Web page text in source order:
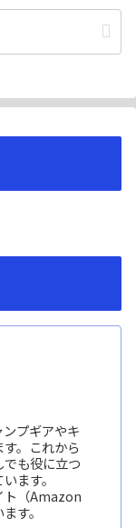
プギアやキ
。これから
も役に立つ
ます。
ト（Amazon
す。